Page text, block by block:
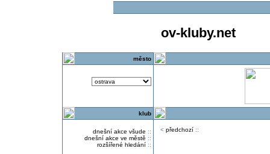
ov-kluby.net
město
klub
dnešní akce všude ::
dnešní akce ve městě ::
rozšířené hledání::
< předchozí::